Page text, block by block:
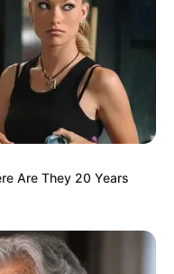
Van der Veken
Ruas yang wajib ditandai*
Are They 20 Years